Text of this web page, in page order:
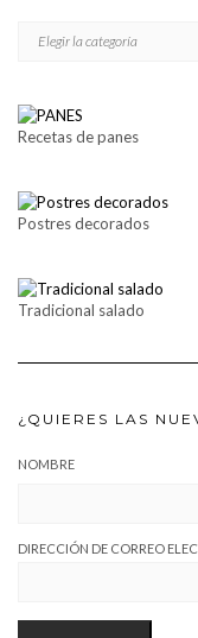
Recetas de panes
Postres decorados
Tradicional salado
¿QUIERES LAS
NOMBRE
DIRECCIÓN DE CORREO